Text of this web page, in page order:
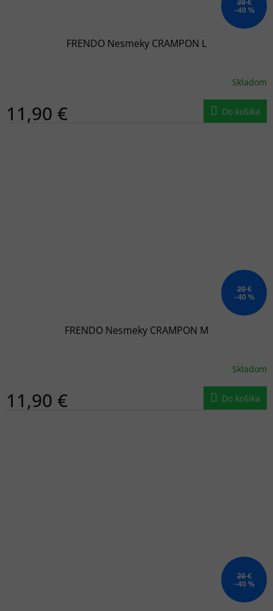
–40 %
FRENDO Nesmeky CRAMPON L
Skladom
11,90 € Do košíka
20 €
–40 %
FRENDO Nesmeky CRAMPON M
Skladom
11,90 € Do košíka
20 €
–40 %